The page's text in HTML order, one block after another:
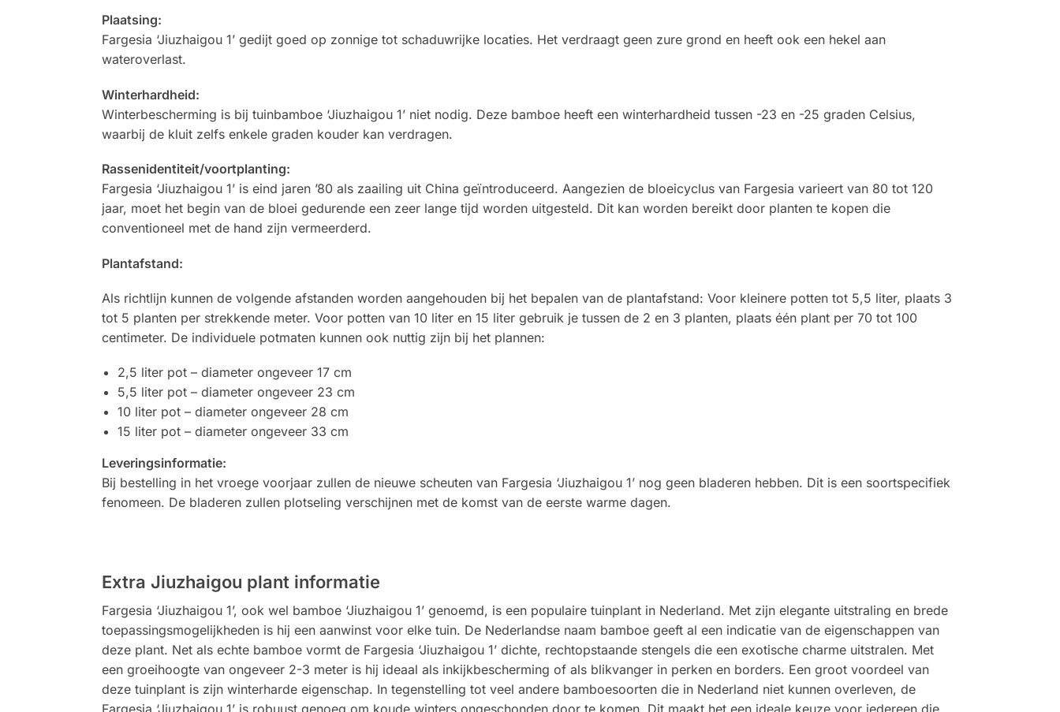
Plaatsing:
Fargesia ‘Jiuzhaigou 1’ gedijt goed op zonnige tot schaduwrijke locaties. Het verdraagt geen zure grond en heeft ook een hekel aan
wateroverlast.
Winterhardheid:
Winterbescherming is bij tuinbamboe ‘Jiuzhaigou 1’ niet nodig. Deze bamboe heeft een winterhardheid tussen -23 en -25 graden Celsius,
waarbij de kluit zelfs enkele graden kouder kan verdragen.
Rassenidentiteit/voortplanting:
Fargesia ‘Jiuzhaigou 1’ is eind jaren ’80 als zaailing uit China geïntroduceerd. Aangezien de bloeicyclus van Fargesia varieert van 80 tot 120
jaar, moet het begin van de bloei gedurende een zeer lange tijd worden uitgesteld. Dit kan worden bereikt door planten te kopen die
conventioneel met de hand zijn vermeerderd.
Plantafstand:
Als richtlijn kunnen de volgende afstanden worden aangehouden bij het bepalen van de plantafstand: Voor kleinere potten tot 5,5 liter, plaats 3
tot 5 planten per strekkende meter. Voor potten van 10 liter en 15 liter gebruik je tussen de 2 en 3 planten, plaats één plant per 70 tot 100
centimeter. De individuele potmaten kunnen ook nuttig zijn bij het plannen:
2,5 liter pot – diameter ongeveer 17 cm
5,5 liter pot – diameter ongeveer 23 cm
10 liter pot – diameter ongeveer 28 cm
15 liter pot – diameter ongeveer 33 cm
Leveringsinformatie:
Bij bestelling in het vroege voorjaar zullen de nieuwe scheuten van Fargesia ‘Jiuzhaigou 1’ nog geen bladeren hebben. Dit is een soortspecifiek
fenomeen. De bladeren zullen plotseling verschijnen met de komst van de eerste warme dagen.
Extra Jiuzhaigou plant informatie
Fargesia ‘Jiuzhaigou 1’, ook wel bamboe ‘Jiuzhaigou 1’ genoemd, is een populaire tuinplant in Nederland. Met zijn elegante uitstraling en brede
toepassingsmogelijkheden is hij een aanwinst voor elke tuin. De Nederlandse naam bamboe geeft al een indicatie van de eigenschappen van
deze plant. Net als echte bamboe vormt de Fargesia ‘Jiuzhaigou 1’ dichte, rechtopstaande stengels die een exotische charme uitstralen. Met
een groeihoogte van ongeveer 2-3 meter is hij ideaal als inkijkbescherming of als blikvanger in perken en borders. Een groot voordeel van
deze tuinplant is zijn winterharde eigenschap. In tegenstelling tot veel andere bamboesoorten die in Nederland niet kunnen overleven, de